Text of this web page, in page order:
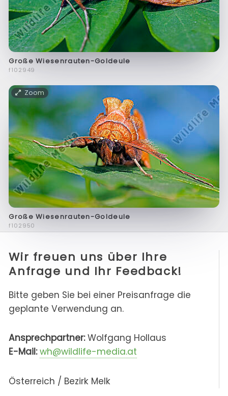
Große Wiesenrauten-Goldeule
f102949
Zoom
Große Wiesenrauten-Goldeule
f102950
Wir freuen uns über Ihre
Anfrage und Ihr Feedback!
Bitte geben Sie bei einer Preisanfrage die
geplante Verwendung an.
Ansprechpartner:Wolfgang Hollaus
E-Mail: wh@wildlife-media.at
Österreich / Bezirk Melk